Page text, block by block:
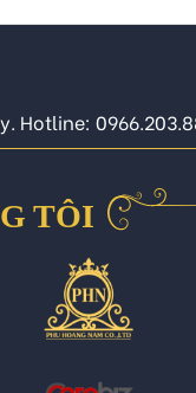
Hotline:
TÔI